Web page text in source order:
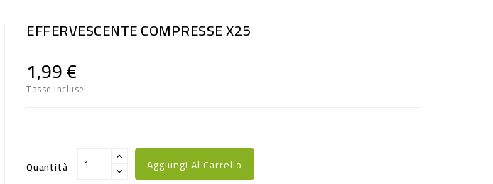
EFFERVESCENTE COMPRESSE X25
1,99 €
Tasse incluse
Quantità Aggiungi Al Carrello